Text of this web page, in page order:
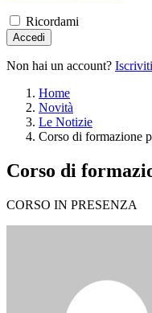
Ricordami
Accedi
Non hai un account? Iscriviti
Home
Novità
Le Notizie
Corso di formazione
Corso di
CORSO IN PRESENZA